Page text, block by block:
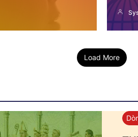
Load More